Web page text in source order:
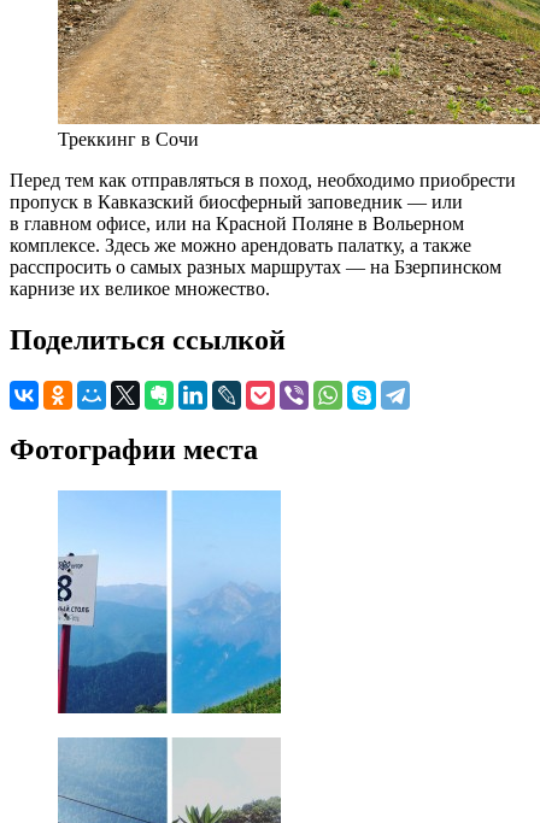
Треккинг в Сочи
Перед тем как отправляться в поход, необходимо приобрести
пропуск в Кавказский биосферный заповедник — или
в главном офисе, или на Красной Поляне в Вольерном
комплексе. Здесь же можно арендовать палатку, а также
расспросить о самых разных маршрутах — на Бзерпинском
карнизе их великое множество.
Поделиться ссылкой
Фотографии места